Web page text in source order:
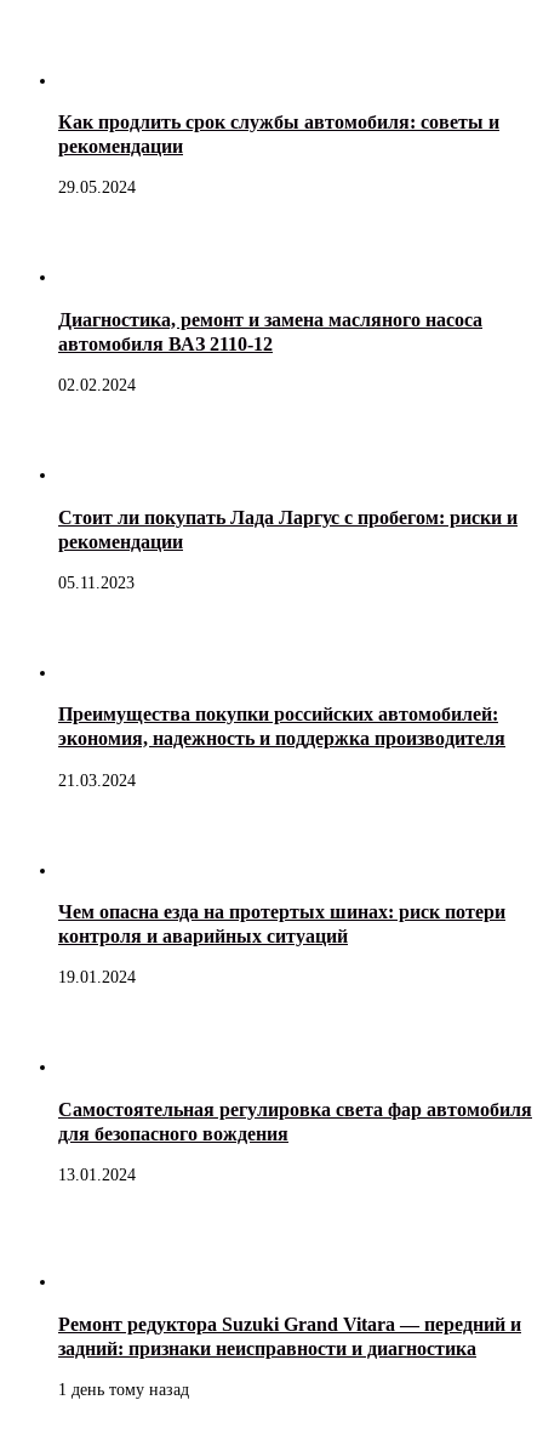
Как продлить срок службы автомобиля: советы и
рекомендации
29.05.2024
Диагностика, ремонт и замена масляного насоса
автомобиля ВАЗ 2110-12
02.02.2024
Стоит ли покупать Лада Ларгус с пробегом: риски и
рекомендации
05.11.2023
Преимущества покупки российских автомобилей:
экономия, надежность и поддержка производителя
21.03.2024
Чем опасна езда на протертых шинах: риск потери
контроля и аварийных ситуаций
19.01.2024
Самостоятельная регулировка света фар автомобиля
для безопасного вождения
13.01.2024
Ремонт редуктора Suzuki Grand Vitara — передний и
задний: признаки неисправности и диагностика
1 день тому назад